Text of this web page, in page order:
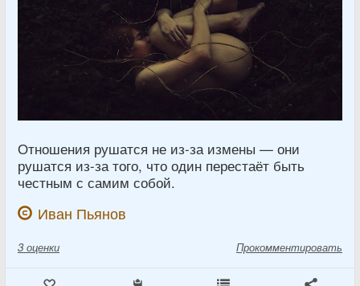
Отношения рушатся не из-за измены — они
рушатся из-за того, что один перестаёт быть
честным с самим собой.
Иван Пьянов
3 оценки Прокомментировать